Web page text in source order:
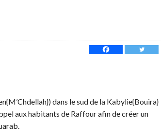
dans le sud de la Kabylie{Bouira}
aux habitants de Raffour afin de créer un